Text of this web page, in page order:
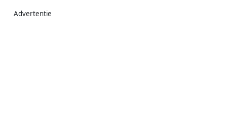
Advertentie